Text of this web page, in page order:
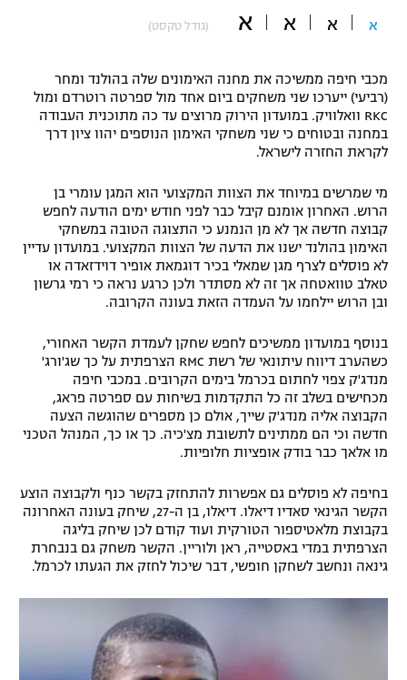
תקנון משתתפים וזוכים בפרסים
תקנון עבור פעילות אלקטרה
תקנון עבור פעילות ספורט 1 – "מרלן"
טניס
תנאי שימוש
מדיניות פרטיות
תקנון פעילות ספורט 1
רשיון להקרנה פומבית לבית עסק
הצטרפות לחבילת הערוצים
תגיות
המגזין
כדורמים
פוטבול אמריקאי NFL
ספורט אתגרי ואקסטרים
אומנויות לחימה
גיימינג E-Sports
א א א א (גודל טקסט)
מכבי חיפה ממשיכה את מחנה האימונים שלה בהולנד ומחר
(רביעי) ייערכו שני משחקים ביום אחד מול ספרטה רוטרדם ומול
RKC וואלוויק. במועדון הירוק מרוצים עד כה מתוכנית העבודה
במחנה ובטוחים כי שני משחקי האימון הנוספים יהוו ציון דרך
לקראת החזרה לישראל.
מי שמרשים במיוחד את הצוות המקצועי הוא המגן עומרי בן
הרוש. האחרון אומנם קיבל כבר לפני חודש ימים הודעה לחפש
קבוצה חדשה אך לא מן הנמנע כי התצוגה הטובה במשחקי
האימון בהולנד ישנו את הדעה של הצוות המקצועי. במועדון עדיין
לא פוסלים לצרף מגן שמאלי בכיר דוגמאת אופיר דוידזאדה או
טאלב טוואטחה אך זה לא מסתדר ולכן כרגע נראה כי רמי גרשון
ובן הרוש יילחמו על העמדה הזאת בעונה הקרובה.
בנוסף במועדון ממשיכים לחפש שחקן לעמדת הקשר האחורי,
כשהערב דיווח עיתונאי של רשת RMC הצרפתית על כך שג'ורג'
מנדג'ק צפוי לחתום בכרמל בימים הקרובים. במכבי חיפה
מכחישים בשלב זה כל התקדמות בשיחות עם ספרטה פראג,
הקבוצה אליה מנדג'ק שייך, אולם כן מספרים שהוגשה הצעה
חדשה וכי הם ממתינים לתשובת מצ'כיה. כך או כך, המנהל הטכני
מו אלאך כבר בודק אופציות חלופיות.
בחיפה לא פוסלים גם אפשרות להתחזק בקשר כנף ולקבוצה הוצע
הקשר הגינאי סאדיו דיאלו. דיאלו, בן ה-27, שיחק בעונה האחרונה
בקבוצת מלאטיספור הטורקית ועוד קודם לכן שיחק בליגה
הצרפתית במדי באסטייה, ראן ולוריין. הקשר משחק גם בנבחרת
גינאה ונחשב לשחקן חופשי, דבר שיכול לחזק את הגעתו לכרמל.